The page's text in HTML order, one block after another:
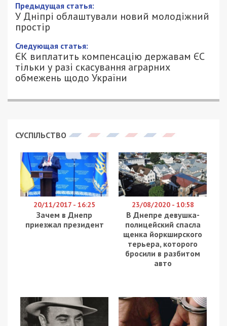
Предыдущая статья:
У Дніпрі облаштували новий молодіжний
простір
Следующая статья:
ЄК виплатить компенсацію державам ЄС
тільки у разі скасування аграрних
обмежень щодо України
СУСПІЛЬСТВО
20/11/2017 - 16:25
Зачем в Днепр
приезжал президент
23/08/2020 - 10:58
В Днепре девушка-
полицейский спасла
щенка йоркширского
терьера, которого
бросили в разбитом
авто